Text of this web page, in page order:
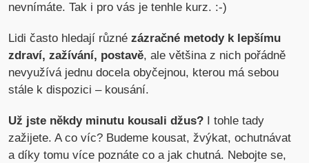
nevnímáte. Tak i pro vás je tenhle kurz. :-)
Lidi často hledají různézázračné metody k lepšímu
zdraví, zažívání, postavě, ale většina z nich pořádně
nevyužívá jednu docela obyčejnou, kterou má sebou
stále k dispozici – kousání.
Už jste někdy minutu kousali džus? I tohle tady
zažijete. A co víc? Budeme kousat, žvýkat, ochutnávat
a díky tomu více poznáte co a jak chutná. Nebojte se,